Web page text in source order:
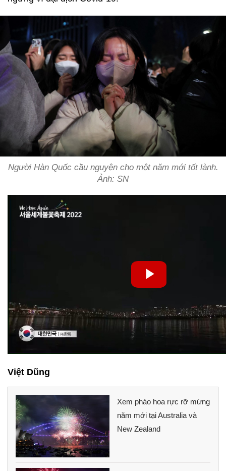
Người Hàn Quốc cầu nguyện cho một năm mới tốt lành.
Ảnh: SN
Việt Dũng
Xem pháo hoa rực rỡ mừng
năm mới tại Australia và
New Zealand